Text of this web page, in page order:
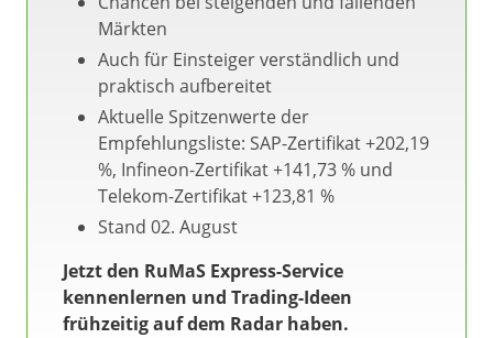
Märkten
Auch für Einsteiger verständlich und
praktisch aufbereitet
Aktuelle Spitzenwerte der
Empfehlungsliste: SAP-Zertifikat +202,19
%, Infineon-Zertifikat +141,73 % und
Telekom-Zertifikat +123,81 %
Stand 02. August
Jetzt den RuMaS Express-Service
kennenlernen und Trading-Ideen
frühzeitig auf dem Radar haben.